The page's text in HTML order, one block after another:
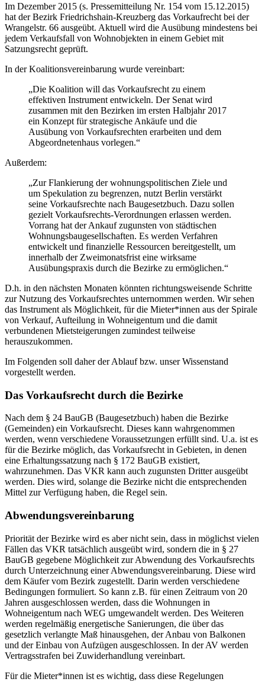
Im Dezember 2015 (s. Pressemitteilung Nr. 154 vom 15.12.2015)
hat der Bezirk Friedrichshain-Kreuzberg das Vorkaufrecht bei der
Wrangelstr. 66 ausgeübt. Aktuell wird die Ausübung mindestens bei
jedem Verkaufsfall von Wohnobjekten in einem Gebiet mit
Satzungsrecht geprüft.
In der Koalitionsvereinbarung wurde vereinbart:
„Die Koalition will das Vorkaufsrecht zu einem
effektiven Instrument entwickeln. Der Senat wird
zusammen mit den Bezirken im ersten Halbjahr 2017
ein Konzept für strategische Ankäufe und die
Ausübung von Vorkaufsrechten erarbeiten und dem
Abgeordnetenhaus vorlegen.“
Außerdem:
„Zur Flankierung der wohnungspolitischen Ziele und
um Spekulation zu begrenzen, nutzt Berlin verstärkt
seine Vorkaufsrechte nach Baugesetzbuch. Dazu sollen
gezielt Vorkaufsrechts-Verordnungen erlassen werden.
Vorrang hat der Ankauf zugunsten von städtischen
Wohnungsbaugesellschaften. Es werden Verfahren
entwickelt und finanzielle Ressourcen bereitgestellt, um
innerhalb der Zweimonatsfrist eine wirksame
Ausübungspraxis durch die Bezirke zu ermöglichen.“
D.h. in den nächsten Monaten könnten richtungsweisende Schritte
zur Nutzung des Vorkaufsrechtes unternommen werden. Wir sehen
das Instrument als Möglichkeit, für die Mieter*innen aus der Spirale
von Verkauf, Aufteilung in Wohneigentum und die damit
verbundenen Mietsteigerungen zumindest teilweise
herauszukommen.
Im Folgenden soll daher der Ablauf bzw. unser Wissenstand
vorgestellt werden.
Das Vorkaufsrecht durch die Bezirke
Nach dem § 24 BauGB (Baugesetzbuch) haben die Bezirke
(Gemeinden) ein Vorkaufsrecht. Dieses kann wahrgenommen
werden, wenn verschiedene Voraussetzungen erfüllt sind. U.a. ist es
für die Bezirke möglich, das Vorkaufsrecht in Gebieten, in denen
eine Erhaltungssatzung nach § 172 BauGB existiert,
wahrzunehmen. Das VKR kann auch zugunsten Dritter ausgeübt
werden. Dies wird, solange die Bezirke nicht die entsprechenden
Mittel zur Verfügung haben, die Regel sein.
Abwendungsvereinbarung
Priorität der Bezirke wird es aber nicht sein, dass in möglichst vielen
Fällen das VKR tatsächlich ausgeübt wird, sondern die in § 27
BauGB gegebene Möglichkeit zur Abwendung des Vorkaufsrechts
durch Unterzeichnung einer Abwendungsvereinbarung. Diese wird
dem Käufer vom Bezirk zugestellt. Darin werden verschiedene
Bedingungen formuliert. So kann z.B. für einen Zeitraum von 20
Jahren ausgeschlossen werden, dass die Wohnungen in
Wohneigentum nach WEG umgewandelt werden. Des Weiteren
werden regelmäßig energetische Sanierungen, die über das
gesetzlich verlangte Maß hinausgehen, der Anbau von Balkonen
und der Einbau von Aufzügen ausgeschlossen. In der AV werden
Vertragsstrafen bei Zuwiderhandlung vereinbart.
Für die Mieter*innen ist es wichtig, dass diese Regelungen